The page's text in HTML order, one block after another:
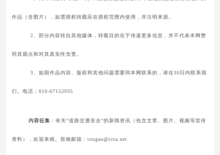
作品（含图片），如需授权转载应在授权范围内使用，并注明来源。
2、部分内容转自其他媒体，转载目的在于传递更多信息，并不代表本网赞
同其观点和对其真实性负责。
3、如因作品内容、版权和其他问题需要同本网联系的，请在30日内联系我
们。电话：010-67152935
内容征集 ：有关“道路交通安全”的新闻资讯（包含文章、图片、视频等宣传
资料），欢迎来稿。投稿邮箱：tougao@crsa.net